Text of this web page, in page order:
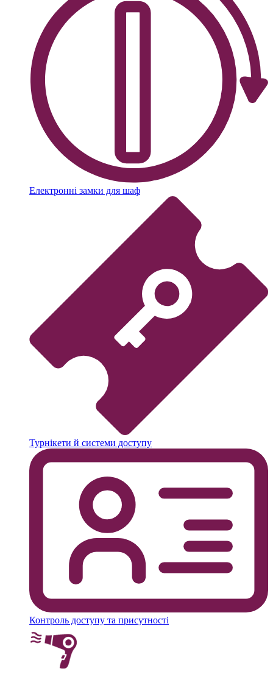
Електронні замки для шаф
Турнікети й системи доступу
Контроль доступу та присутності